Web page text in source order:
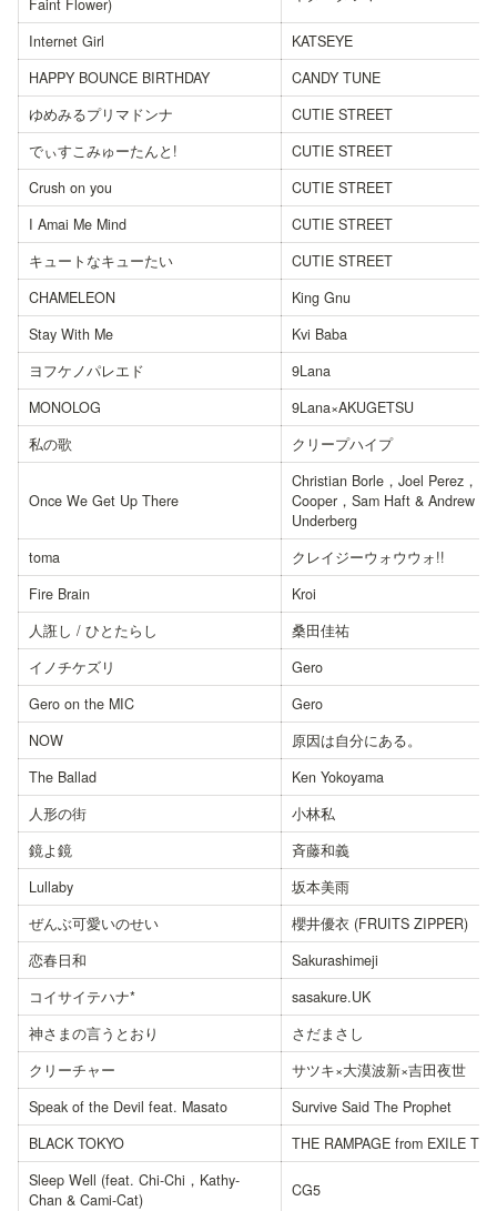
Faint Flower)
Internet Girl
KATSEYE
HAPPY BOUNCE BIRTHDAY
CANDY TUNE
ゆめみるプリマドンナ
CUTIE STREET
でぃすこみゅーたんと!
CUTIE STREET
Crush on you
CUTIE STREET
I Amai Me Mind
CUTIE STREET
キュートなキューたい
CUTIE STREET
CHAMELEON
King Gnu
Stay With Me
Kvi Baba
ヨフケノパレエド
9Lana
MONOLOG
9Lana×AKUGETSU
私の歌
クリープハイプ
Once We Get Up There
Christian Borle，Joel Perez，
Cooper，Sam Haft & Andrew
Underberg
toma
クレイジーウォウウォ!!
Fire Brain
Kroi
人誑し / ひとたらし
桑田佳祐
イノチケズリ
Gero
Gero on the MIC
Gero
NOW
原因は自分にある。
The Ballad
Ken Yokoyama
人形の街
小林私
鏡よ鏡
斉藤和義
Lullaby
坂本美雨
ぜんぶ可愛いのせい
櫻井優衣 (FRUITS ZIPPER)
恋春日和
Sakurashimeji
コイサイテハナ*
sasakure.UK
神さまの言うとおり
さだまさし
クリーチャー
サツキ×大漠波新×吉田夜世
Speak of the Devil feat. Masato
Survive Said The Prophet
BLACK TOKYO
THE RAMPAGE from EXILE
Sleep Well (feat. Chi-Chi，Kathy-
Chan & Cami-Cat)
CG5